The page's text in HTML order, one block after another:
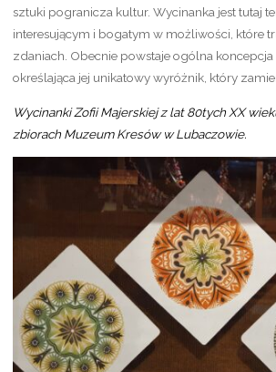
sztuki pogranicza kultur. Wycinanka jest tutaj
interesującym i bogatym w możliwości, które
zdaniach. Obecnie powstaje ogólna koncepcja
określająca jej unikatowy wyróżnik, który
Wycinanki Zofii Majerskiej z lat 80tych XX
zbiorach Muzeum Kresów w Lubaczowie.